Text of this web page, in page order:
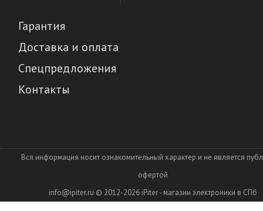
Гарантия
Доставка и оплата
Спецпредложения
Контакты
Вся информация носит ознакомительный характер и не является
офертой
info@ipiter.ru © 2012-2026 iPiter - магазин электроники в СПб